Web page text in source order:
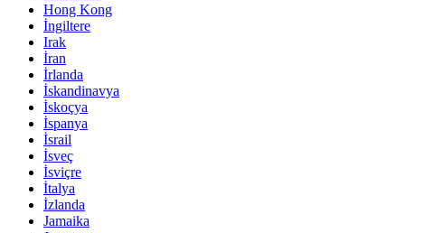
Hong Kong
İngiltere
Irak
İran
İrlanda
İskandinavya
İskoçya
İspanya
İsrail
İsveç
İsviçre
İtalya
İzlanda
Jamaika